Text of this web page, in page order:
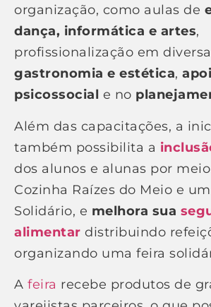
organização, como aulas de
dança, informática e artes,
profissionalização em
gastronomia e estética,
psicossocial e no
Além das capacitações, a
também possibilita a
dos alunos e alunas por
Cozinha Raízes do Meio e
Solidário, e melhora sua
alimentar distribuindo
organizando uma feira
A feira recebe produtos de